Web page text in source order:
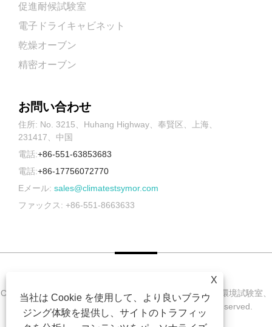
促進耐候試験室
電子ドライキャビネット
乾燥オーブン
精密オーブン
お問い合わせ
住所: No. 3215、Huhang Highway、奉賢区、上海、
231417、中国
電話:+86-551-63853683
電話:+86-17756072770
Eメール: sales@climatestsymor.com
ファックス: +86-551-8663633
Copyright © 2022 Symor Instrument Equipment Co., Ltd. 環境試験室、
電子乾燥キャビネット、促進耐候試験室 All Rights Reserved.
X
当社は Cookie を使用して、より良いブラウ
ジング体験を提供し、サイトのトラフィッ